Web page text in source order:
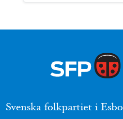
Svenska folkpartiet i Esbo